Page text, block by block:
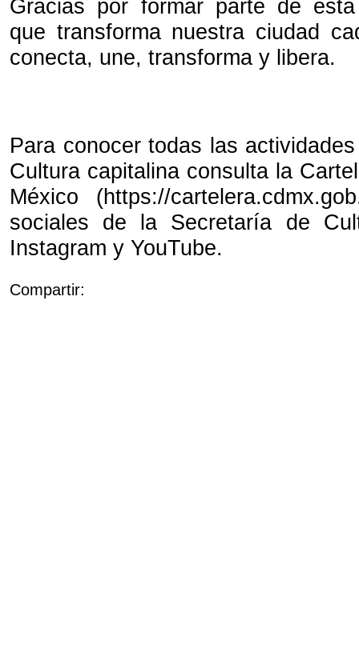
Gracias por formar parte de
que transforma nuestra ciudad
conecta, une, transforma y libera.
Para conocer todas las
Cultura capitalina consulta la
México (https://
sociales de la Secretaría de
Instagram y YouTube.
Compartir: